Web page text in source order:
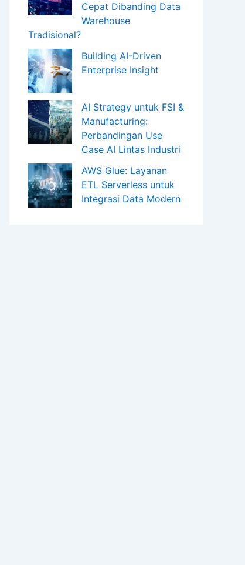
Cepat Dibanding Data
Warehouse
Tradisional?
Building AI-Driven
Enterprise Insight
AI Strategy untuk FSI &
Manufacturing:
Perbandingan Use
Case AI Lintas Industri
AWS Glue: Layanan
ETL Serverless untuk
Integrasi Data Modern